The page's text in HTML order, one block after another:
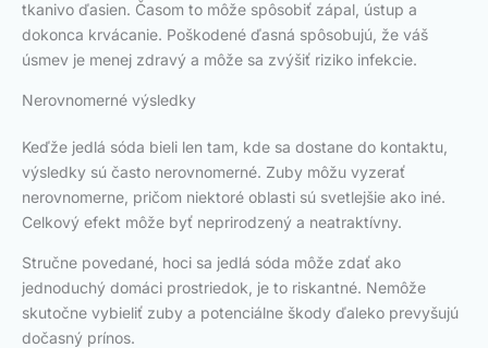
tkanivo ďasien. Časom to môže spôsobiť zápal, ústup a
dokonca krvácanie. Poškodené ďasná spôsobujú, že váš
úsmev je menej zdravý a môže sa zvýšiť riziko infekcie.
Nerovnomerné výsledky
Keďže jedlá sóda bieli len tam, kde sa dostane do kontaktu,
výsledky sú často nerovnomerné. Zuby môžu vyzerať
nerovnomerne, pričom niektoré oblasti sú svetlejšie ako iné.
Celkový efekt môže byť neprirodzený a neatraktívny.
Stručne povedané, hoci sa jedlá sóda môže zdať ako
jednoduchý domáci prostriedok, je to riskantné. Nemôže
skutočne vybieliť zuby a potenciálne škody ďaleko prevyšujú
dočasný prínos.